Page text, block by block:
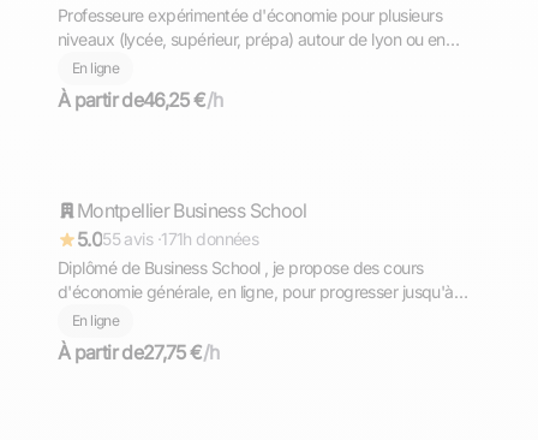
Professeure expérimentée d'économie pour plusieurs
niveaux (lycée, supérieur, prépa) autour de lyon ou en
ligne
En ligne
À partir de46,25 €/h
Répond rapidement
Montpellier Business School
5.055 avis ·171h données
Diplômé de Business School , je propose des cours
d'économie générale, en ligne, pour progresser jusqu'à
l'obtention de l'examen final.
En ligne
À partir de27,75 €/h